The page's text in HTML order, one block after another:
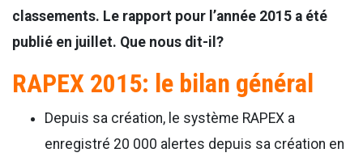
classements. Le rapport pour l’année 2015 a été
publié en juillet. Que nous dit-il?
RAPEX 2015: le bilan général
Depuis sa création, le système RAPEX a
enregistré 20 000 alertes depuis sa création en